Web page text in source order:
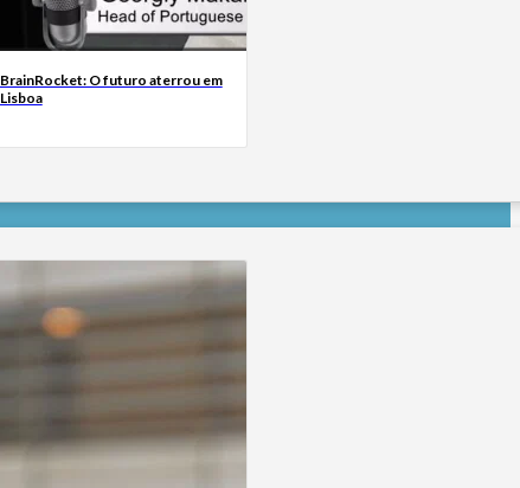
BrainRocket: O futuro aterrou em
Lisboa